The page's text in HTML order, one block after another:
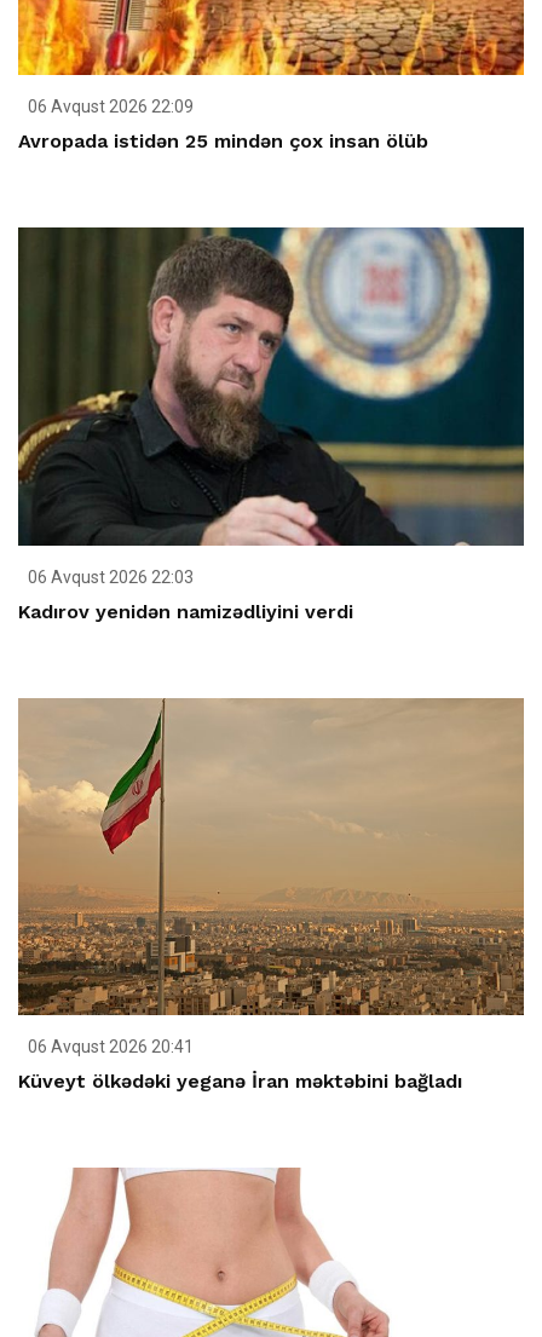
06 Avqust 2026 22:09
Avropada istidən 25 mindən çox insan ölüb
06 Avqust 2026 22:03
Kadırov yenidən namizədliyini verdi
06 Avqust 2026 20:41
Küveyt ölkədəki yeganə İran məktəbini bağladı